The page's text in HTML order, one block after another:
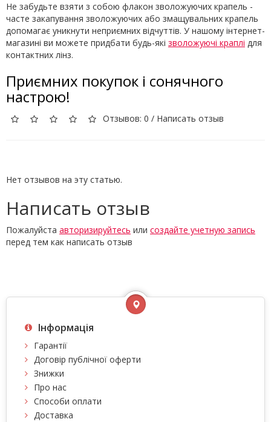
Не забудьте взяти з собою флакон зволожуючих крапель -
часте закапування зволожуючих або змащувальних крапель
допомагає уникнути неприємних відчуттів. У нашому інтернет-
магазині ви можете придбати будь-які зволожуючі краплі для
контактних лінз.
Приємних покупок і сонячного
настрою!
Отзывов: 0 / Написать отзыв
Нет отзывов на эту статью.
Написать отзыв
Пожалуйста авторизируйтесь или создайте учетную запись
перед тем как написать отзыв
Інформація
Гарантії
Договір публічної оферти
Знижки
Про нас
Способи оплати
Доставка